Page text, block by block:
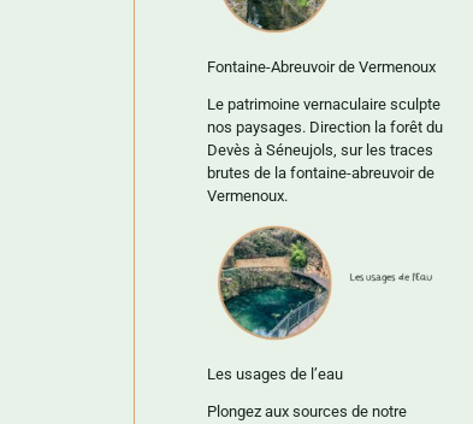
Fontaine-Abreuvoir de Vermenoux
Le patrimoine vernaculaire sculpte
nos paysages. Direction la forêt du
Devès à Séneujols, sur les traces
brutes de la fontaine-abreuvoir de
Vermenoux.
Les usages de l’eau
Plongez aux sources de notre